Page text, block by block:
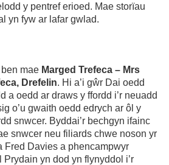
y pentref erioed. Mae storïau
yn fyw ar lafar gwlad.
mae Marged Trefeca – Mrs
Drefelin. Hi a’i gŵr Dai oedd
a oedd ar draws y ffordd i’r neuadd
o’u gwaith oedd edrych ar ôl y
snwcer. Byddai’r bechgyn ifainc
snwcer neu filiards chwe noson yr
Fred Davies a phencampwyr
yn dod yn flynyddol i’r